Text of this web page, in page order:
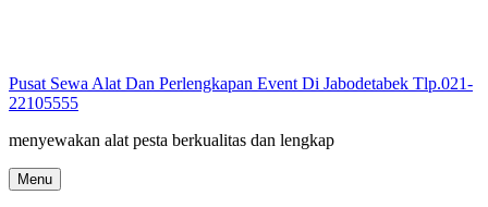
Pusat Sewa Alat Dan Perlengkapan Event Di Jabodetabek Tlp.021-
22105555
menyewakan alat pesta berkualitas dan lengkap
Menu